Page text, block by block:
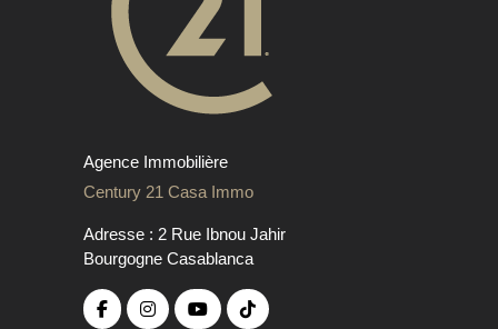
Agence Immobilière
Century 21 Casa Immo
Adresse : 2 Rue Ibnou Jahir
Bourgogne Casablanca